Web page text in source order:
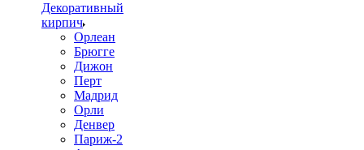
Декоративный
кирпич
Орлеан
Брюгге
Дижон
Перт
Мадрид
Орли
Денвер
Париж-2